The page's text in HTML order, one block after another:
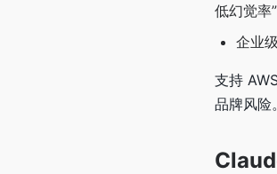
低幻觉率
企业
支持
品牌风险。